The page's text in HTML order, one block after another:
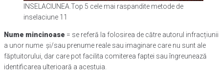
INSELACIUNEA.Top 5 cele mai raspandite metode de
inselaciune 11
Nume mincinoase = se referă la folosirea de către autorul infracțiunii
a unor nume și/sau prenume reale sau imaginare care nu sunt ale
făptuitorului, dar care pot facilita comiterea faptei sau îngreunează
identificarea ulterioară a acestuia.